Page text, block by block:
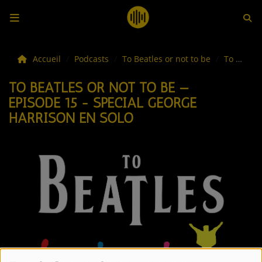
LES ACTUS
LA MUSIQUE
LES PLAYLISTS
LES WEBRADIOS
LES EMISSIONS
LA GRILLE DES PROGRAMMES
TOUTES LES ÉMISSIONS
Accueil Podcasts To Beatles or not to be To Beatles or not to be — Épisode 15 - Spécial George Harrison en solo
TO BEATLES OR NOT TO BE —
ÉPISODE 15 - SPÉCIAL GEORGE
HARRISON EN SOLO